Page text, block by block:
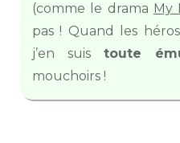
(comme le drama My
pas ! Quand les
j’en suis toute
mouchoirs !